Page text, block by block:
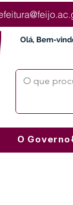
Olá, Bem-
O